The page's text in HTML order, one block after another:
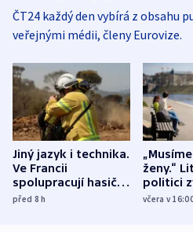
ČT24 každý den vybírá z obsahu
veřejnými médii, členy Eurovize.
Jiný jazyk i technika.
Ve Francii
spolupracují hasiči z
různých zemí
před 8h
ženy.“
politici
dohodu
včera v